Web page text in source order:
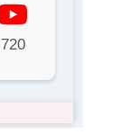
720